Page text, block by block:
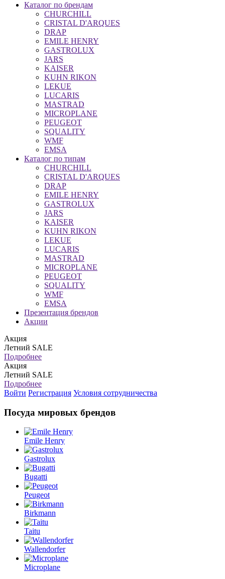
Каталог по брендам
CHURCHILL
CRISTAL D'ARQUES
DRAP
EMILE HENRY
GASTROLUX
JARS
KAISER
KUHN RIKON
LEKUE
LUCARIS
MASTRAD
MICROPLANE
PEUGEOT
SQUALITY
WMF
EMSA
Каталог по типам
CHURCHILL
CRISTAL D'ARQUES
DRAP
EMILE HENRY
GASTROLUX
JARS
KAISER
KUHN RIKON
LEKUE
LUCARIS
MASTRAD
MICROPLANE
PEUGEOT
SQUALITY
WMF
EMSA
Презентация брендов
Акции
Акция
Летний SALE
Подробнее
Акция
Летний SALE
Подробнее
Войти Регистрация Условия сотрудничества
Посуда мировых брендов
Emile Henry
Gastrolux
Вugatti
Peugeot
Birkmann
Taitu
Wallendorfer
Microplane